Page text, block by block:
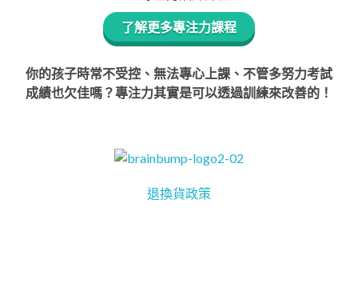
了解更多專注力課程
你的孩子時常不受控、無法專心上課、不管多努力考試
成績也欠佳嗎？專注力其實是可以透過訓練來改善的！
退換貨政策